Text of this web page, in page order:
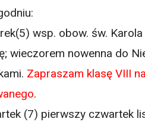
wsp. obow. św.
wieczorem nowenna do
Zapraszam klasę VIII
.
(7) pierwszy czwartek